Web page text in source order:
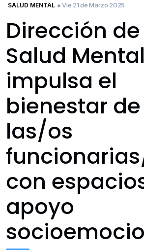
SALUD MENTAL ● Vie 21 de Marzo 2025
Dirección de
Salud Mental
impulsa el
bienestar de
las/os
con
apoyo